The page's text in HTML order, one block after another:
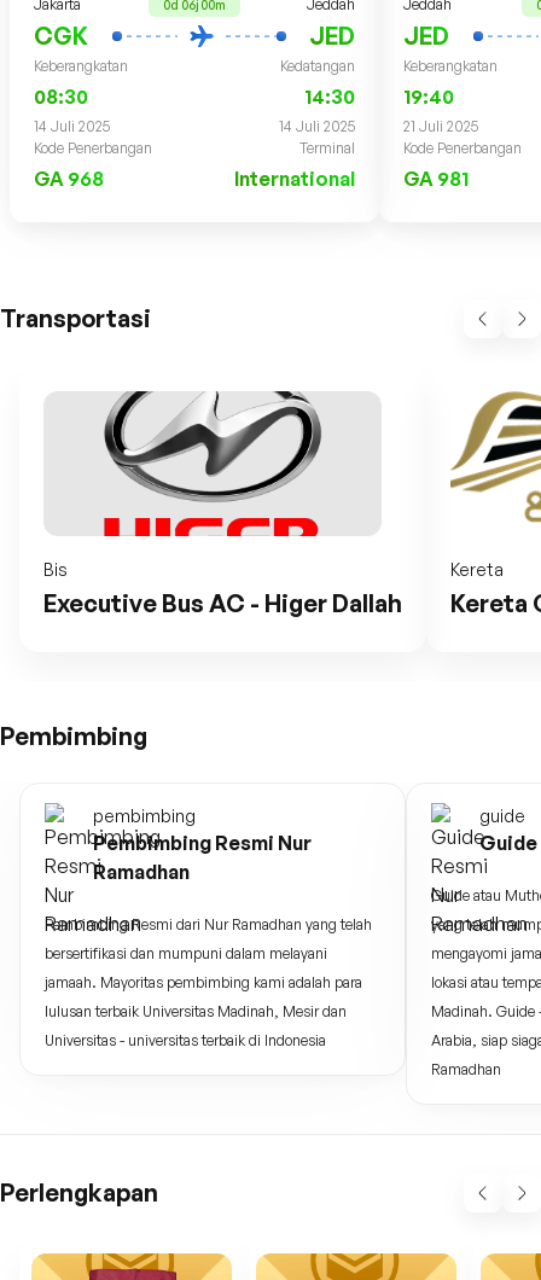
Jakarta 0d 06j 00m Jeddah
CGK JED
Keberangkatan Kedatangan
08:30 14:30
14 Juli 2025
14 Juli 2025
Kode Penerbangan
Terminal
GA 968 International
Jeddah
JED
Keberangkatan
19:40
21 Juli 2025
Kode Penerbangan
GA 981
Transportasi
Bis
Executive Bus AC - Higer Dallah
Kereta
Kereta
Pembimbing
pembimbing
Pembimbing Resmi Nur
Ramadhan
Pembimbing Resmi dari Nur Ramadhan yang telah
bersertifikasi dan mumpuni dalam melayani
jamaah. Mayoritas pembimbing kami adalah para
lulusan terbaik Universitas Madinah, Mesir dan
Universitas - universitas terbaik di Indonesia
guide
Guide
Guide atau
yang telah
mengayomi
lokasi atau
Madinah. Guide
Arabia, siap
Ramadhan
Perlengkapan